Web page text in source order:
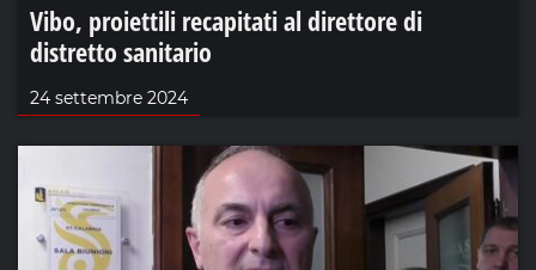
Vibo, proiettili recapitati al direttore di
distretto sanitario
24 settembre 2024